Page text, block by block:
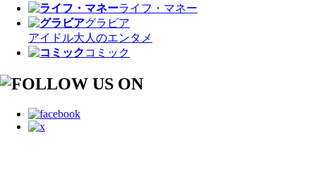
ライフ・マネー
グラビア
アイドル大人のエンタメ
コミック